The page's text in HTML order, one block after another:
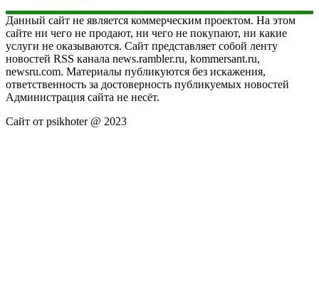
Данный сайт не является коммерческим проектом. На этом
сайте ни чего не продают, ни чего не покупают, ни какие
услуги не оказываются. Сайт представляет собой ленту
новостей RSS канала news.rambler.ru, kommersant.ru,
newsru.com. Материалы публикуются без искажения,
ответственность за достоверность публикуемых новостей
Администрация сайта не несёт.
Сайт от psikhoter @ 2023